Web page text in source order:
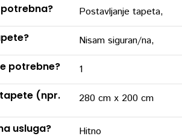
Postavljanje tapeta,
Nisam siguran/na,
potrebne?
1
(npr.
280 cm x 200 cm
usluga? Hitno